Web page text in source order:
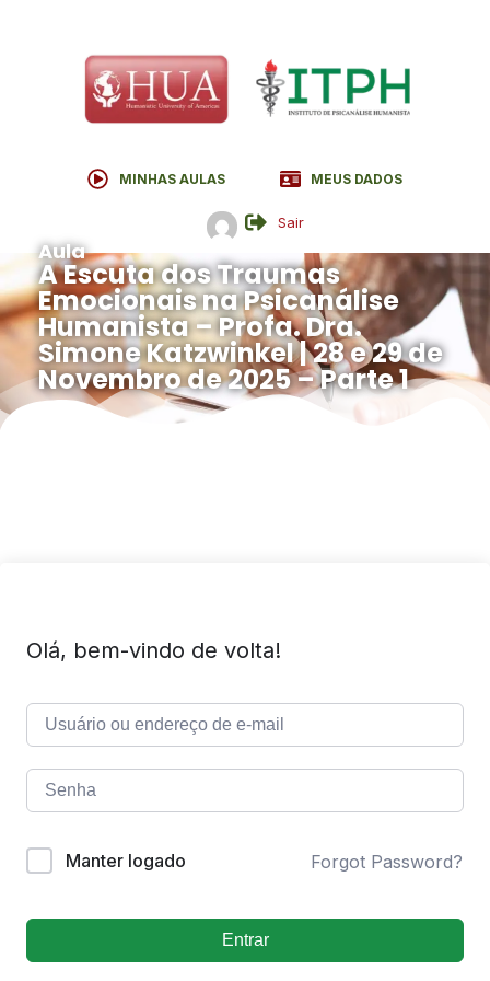
MINHAS AULAS MEUS DADOS
Sair
Aula
A Escuta dos Traumas
Emocionais na Psicanálise
Humanista – Profa. Dra.
Simone Katzwinkel | 28 e 29 de
Novembro de 2025 – Parte 1
Olá, bem-vindo de volta!
Manter logado Forgot Password?
Entrar